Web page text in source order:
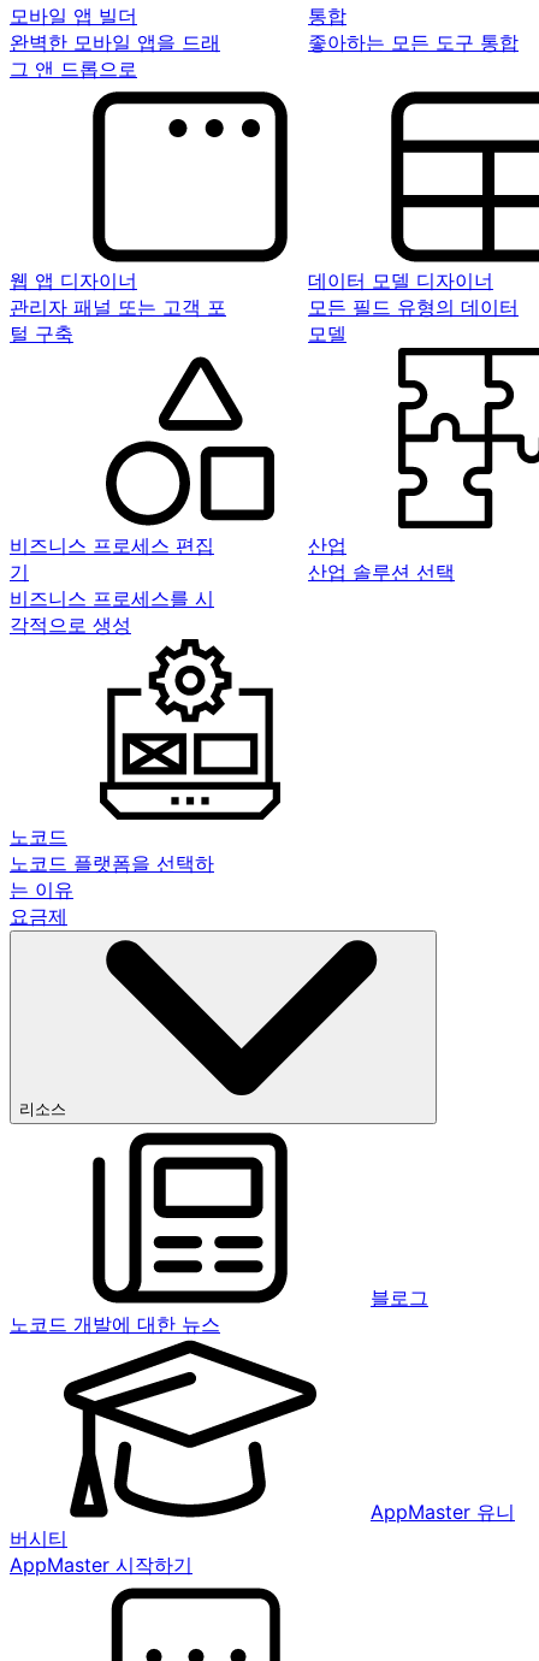
모바일 앱 빌더
완벽한 모바일 앱을 드래
그 앤 드롭으로
통합
좋아하는 모든 도구 통합
웹 앱 디자이너
관리자 패널 또는 고객 포
털 구축
데이터 모델 디자이너
모든 필드 유형의 데이터
모델
비즈니스 프로세스 편집
기
비즈니스 프로세스를 시
각적으로 생성
산업
산업 솔루션 선택
노코드
노코드 플랫폼을 선택하
는 이유
요금제
리소스
블로그
노코드 개발에 대한 뉴스
AppMaster 유니
버시티
AppMaster 시작하기